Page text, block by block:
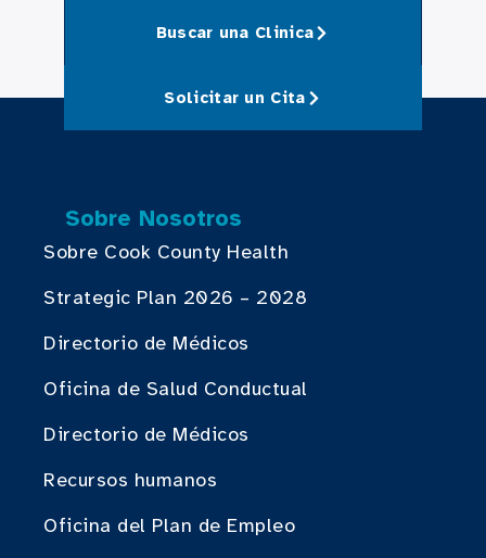
Buscar una Clinica
Solicitar un Cita
Sobre Nosotros
Sobre Cook County Health
Strategic Plan 2026 – 2028
Directorio de Médicos
Oficina de Salud Conductual
Directorio de Médicos
Recursos humanos
Oficina del Plan de Empleo